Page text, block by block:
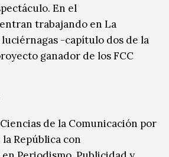
En el
trabajando en La
-capítulo dos de la
ganador de los FCC
de la Comunicación por
República con